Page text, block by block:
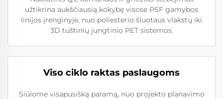
užtikrina aukščiausią kokybę visose PSF gamybos
linijos įrenginyje, nuo poliesterio šluotaus vlakstų iki
3D tuštinių jungtinio PET sistemos.
Viso ciklo raktas paslaugoms
Siūlome visapusišką paramą, nuo projekto planavimo